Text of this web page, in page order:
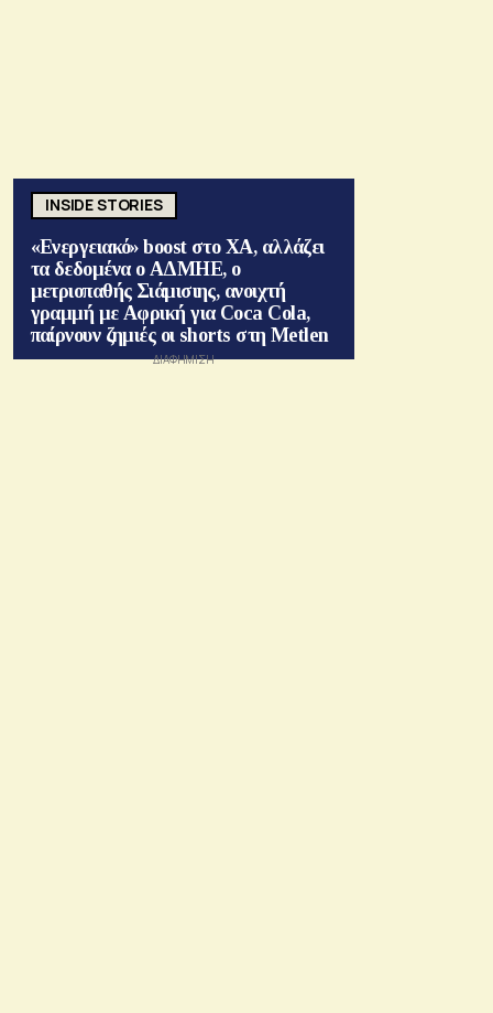
INSIDE STORIES
«Ενεργειακό» boost στο ΧΑ, αλλάζει
τα δεδομένα ο ΑΔΜΗΕ, ο
μετριοπαθής Σιάμισιης, ανοιχτή
γραμμή με Αφρική για Coca Cola,
παίρνουν ζημιές οι shorts στη Metlen